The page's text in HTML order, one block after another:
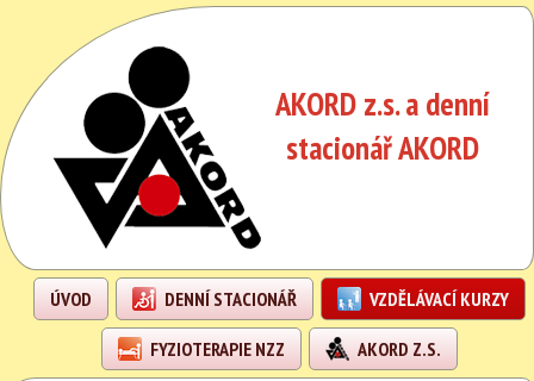
AKORD z.s. a denní
stacionář AKORD
ÚVOD DENNÍ STACIONÁŘ VZDĚLÁVACÍ KURZY
FYZIOTERAPIE NZZ AKORD Z.S.